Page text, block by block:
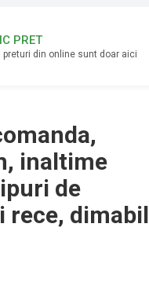
PRET
preturi din online sunt doar aici
inaltime
de
rece, dimabil